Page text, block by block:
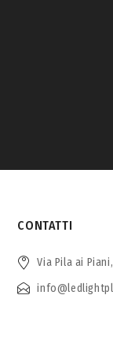
CONTATTI
Via Pila ai